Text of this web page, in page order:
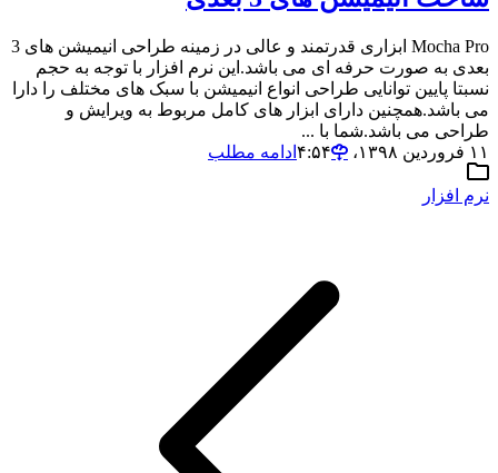
Mocha Pro ابزاری قدرتمند و عالی در زمینه طراحی انیمیشن های 3
بعدی به صورت حرفه ای می باشد.این نرم افزار با توجه به حجم
نسبتا پایین توانایی طراحی انواع انیمیشن با سبک های مختلف را دارا
می باشد.همچنین دارای ابزار های کامل مربوط به ویرایش و
طراحی می باشد.شما با ...
۱۱ فروردین ۱۳۹۸،‏ ۴:۵۴
ادامه مطلب
نرم افزار